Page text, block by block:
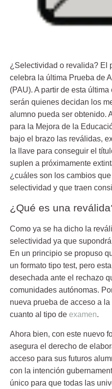
¿Selectividad o revalida? El
celebra la última Prueba de
(PAU). A partir de esta
serán quienes decidan los
alumno pueda ser obtenido.
para la Mejora de la
bajo el brazo las reválidas,
la llave para conseguir el
suplen a próximamente
¿cuáles son los cambios
selectividad y que traen
¿Qué es una
Como ya se ha dicho la
selectividad ya que
En un principio se propuso
un formato tipo test, pero
desechada ante el rechazo
comunidades autónomas.
nueva prueba de acceso a
cuanto al tipo de examen.
Ahora bien, con este nuevo
asegura el derecho de
acceso para sus futuros
con la intención
único para que todas las